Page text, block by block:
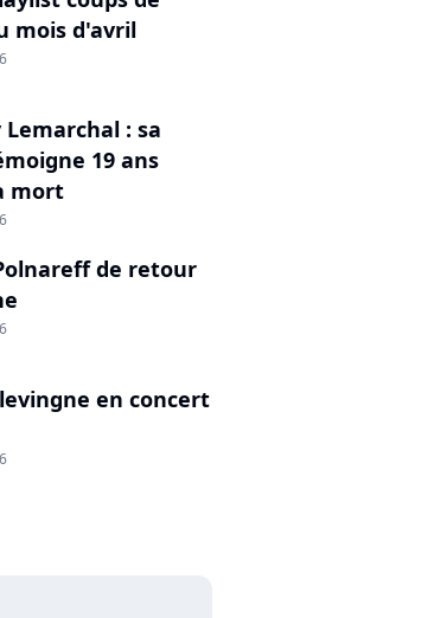
mois d'avril
Lemarchal : sa
19 ans
mort
de retour
en concert